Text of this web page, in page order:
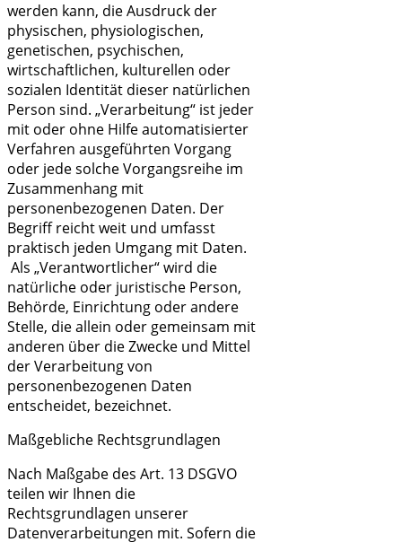
werden kann, die Ausdruck der
physischen, physiologischen,
genetischen, psychischen,
wirtschaftlichen, kulturellen oder
sozialen Identität dieser natürlichen
Person sind. „Verarbeitung“ ist jeder
mit oder ohne Hilfe automatisierter
Verfahren ausgeführten Vorgang
oder jede solche Vorgangsreihe im
Zusammenhang mit
personenbezogenen Daten. Der
Begriff reicht weit und umfasst
praktisch jeden Umgang mit Daten.
Als „Verantwortlicher“ wird die
natürliche oder juristische Person,
Behörde, Einrichtung oder andere
Stelle, die allein oder gemeinsam mit
anderen über die Zwecke und Mittel
der Verarbeitung von
personenbezogenen Daten
entscheidet, bezeichnet.
Maßgebliche Rechtsgrundlagen
Nach Maßgabe des Art. 13 DSGVO
teilen wir Ihnen die
Rechtsgrundlagen unserer
Datenverarbeitungen mit. Sofern die